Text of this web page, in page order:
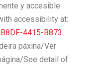
y accesible
accessibility at:
B8DF-4415-B873
páxina/Ver
See detail of